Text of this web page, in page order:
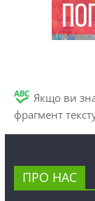
Якщо ви
фрагмент
ПРО НАС